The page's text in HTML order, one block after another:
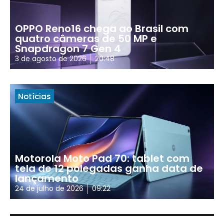
OPPO Reno16 chega ao Brasil com
quatro câmeras de 50 MP e
Snapdragon 7 Gen 4
3 de agosto de 2026 20:48
Notícias
Motorola Moto Pad 70: tablet com
tela de 12 polegadas ganha data de
lançamento
24 de julho de 2026 09:22